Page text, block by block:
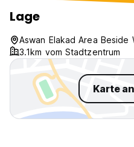
Lage
Aswan Elakad Area Beside
3.1km vom Stadtzentrum
Karte